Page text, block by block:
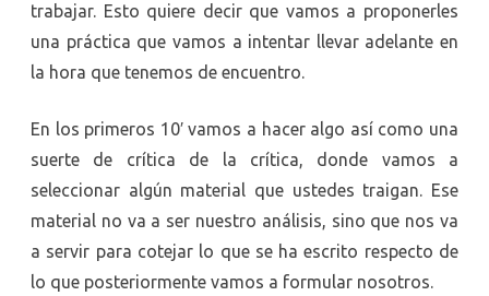
trabajar. Esto quiere decir que vamos a proponerles
una práctica que vamos a intentar llevar adelante en
la hora que tenemos de encuentro.
En los primeros 10′ vamos a hacer algo así como una
suerte de crítica de la crítica, donde vamos a
seleccionar algún material que ustedes traigan. Ese
material no va a ser nuestro análisis, sino que nos va
a servir para cotejar lo que se ha escrito respecto de
lo que posteriormente vamos a formular nosotros.